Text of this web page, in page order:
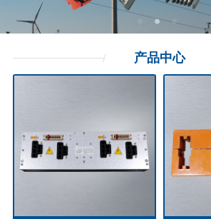
产品中心